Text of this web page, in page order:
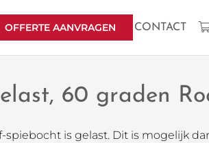
OFFERTE AANVRAGEN CONTACT
60 graden
is gelast. Dit is mogelijk